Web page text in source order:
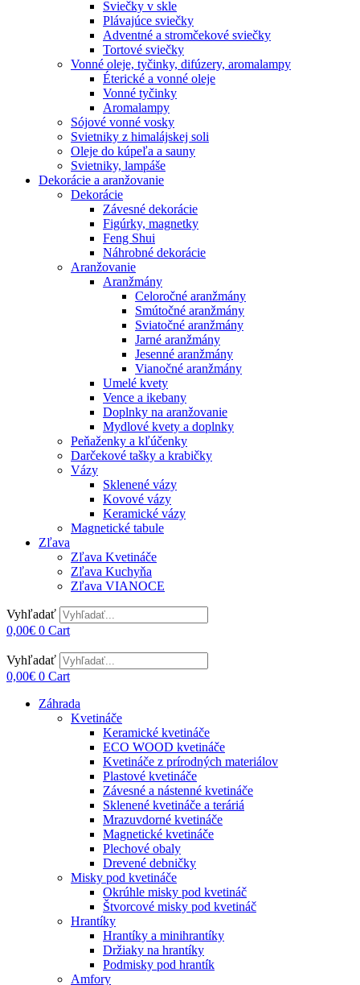
Sviečky v skle
Plávajúce sviečky
Adventné a stromčekové sviečky
Tortové sviečky
Vonné oleje, tyčinky, difúzery, aromalampy
Éterické a vonné oleje
Vonné tyčinky
Aromalampy
Sójové vonné vosky
Svietniky z himalájskej soli
Oleje do kúpeľa a sauny
Svietniky, lampáše
Dekorácie a aranžovanie
Dekorácie
Závesné dekorácie
Figúrky, magnetky
Feng Shui
Náhrobné dekorácie
Aranžovanie
Aranžmány
Celoročné aranžmány
Smútočné aranžmány
Sviatočné aranžmány
Jarné aranžmány
Jesenné aranžmány
Vianočné aranžmány
Umelé kvety
Vence a ikebany
Doplnky na aranžovanie
Mydlové kvety a doplnky
Peňaženky a kľúčenky
Darčekové tašky a krabičky
Vázy
Sklenené vázy
Kovové vázy
Keramické vázy
Magnetické tabule
Zľava
Zľava Kvetináče
Zľava Kuchyňa
Zľava VIANOCE
Vyhľadať
0,00€ 0 Cart
Vyhľadať
0,00€ 0 Cart
Záhrada
Kvetináče
Keramické kvetináče
ECO WOOD kvetináče
Kvetináče z prírodných materiálov
Plastové kvetináče
Závesné a nástenné kvetináče
Sklenené kvetináče a teráriá
Mrazuvdorné kvetináče
Magnetické kvetináče
Plechové obaly
Drevené debničky
Misky pod kvetináče
Okrúhle misky pod kvetináč
Štvorcové misky pod kvetináč
Hrantíky
Hrantíky a minihrantíky
Držiaky na hrantíky
Podmisky pod hrantík
Amfory